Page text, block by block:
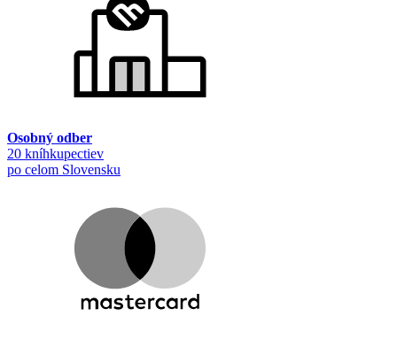
Osobný odber
20 kníhkupectiev
po celom Slovensku